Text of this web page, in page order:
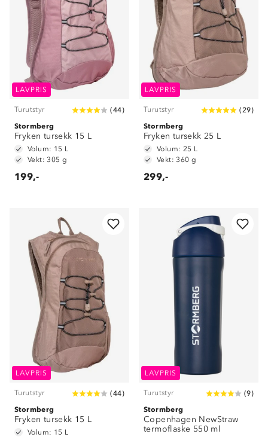
LAVPRIS
Turutstyr (44)
Stormberg
Fryken tursekk 15 L
Volum: 15 L
Vekt: 305 g
199,-
LAVPRIS
Turutstyr (29)
Stormberg
Fryken tursekk 25 L
Volum: 25 L
Vekt: 360 g
299,-
LAVPRIS
Turutstyr (44)
Stormberg
Fryken tursekk 15 L
Volum: 15 L
LAVPRIS
Turutstyr (9)
Stormberg
Copenhagen NewStraw
termoflaske 550 ml